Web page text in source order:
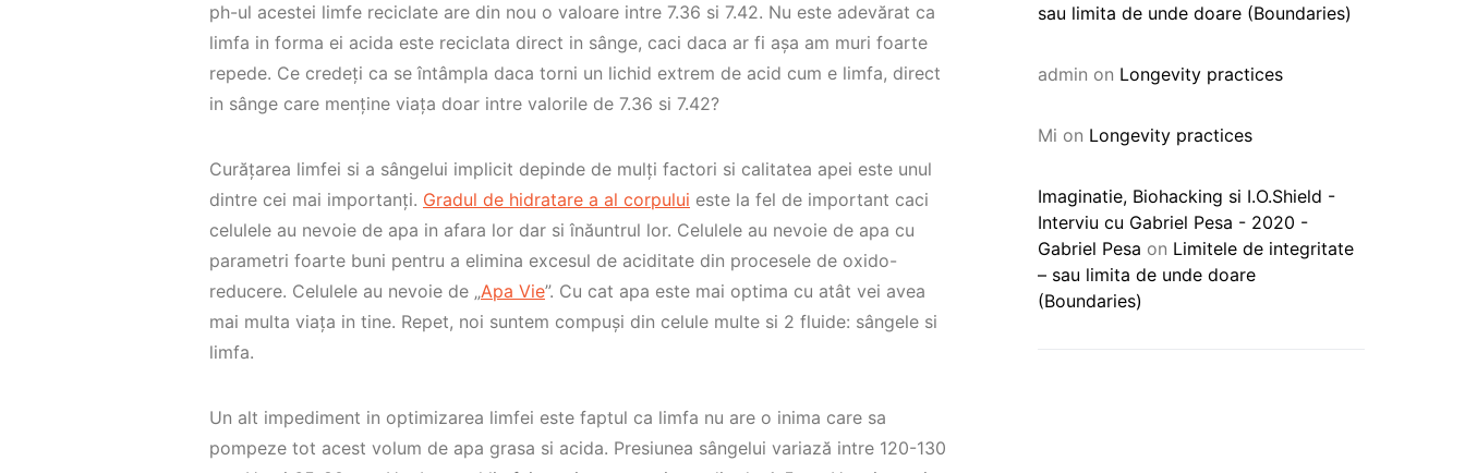
ph-ul acestei limfe reciclate are din nou o valoare intre 7.36 si 7.42. Nu este adevărat ca
limfa in forma ei acida este reciclata direct in sânge, caci daca ar fi așa am muri foarte
repede. Ce credeți ca se întâmpla daca torni un lichid extrem de acid cum e limfa, direct
in sânge care menține viața doar intre valorile de 7.36 si 7.42?
Curățarea limfei si a sângelui implicit depinde de mulți factori si calitatea apei este unul
dintre cei mai importanți. Gradul de hidratare a al corpului este la fel de important caci
celulele au nevoie de apa in afara lor dar si înăuntrul lor. Celulele au nevoie de apa cu
parametri foarte buni pentru a elimina excesul de aciditate din procesele de oxido-
reducere. Celulele au nevoie de „Apa Vie”. Cu cat apa este mai optima cu atât vei avea
mai multa viața in tine. Repet, noi suntem compuși din celule multe si 2 fluide: sângele si
limfa.
Un alt impediment in optimizarea limfei este faptul ca limfa nu are o inima care sa
pompeze tot acest volum de apa grasa si acida. Presiunea sângelui variază intre 120-130
sau limita de unde doare (Boundaries)
admin on Longevity practices
Mi on Longevity practices
Imaginatie, Biohacking si I.O.Shield -
Interviu cu Gabriel Pesa - 2020 -
Gabriel Pesa on Limitele de integritate
– sau limita de unde doare
(Boundaries)